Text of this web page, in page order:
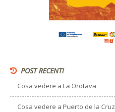
POST RECENTI
Cosa vedere a La Orotava
Cosa vedere a Puerto de la Cruz